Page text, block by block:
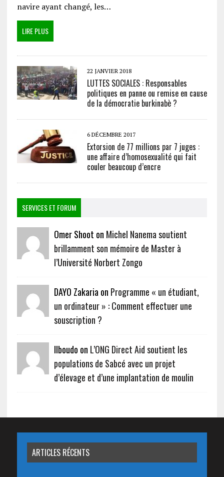
navire ayant changé, les…
LIRE PLUS
22 JANVIER 2018
LUTTES SOCIALES : Responsables
politiques en panne ou remise en cause
de la démocratie burkinabè ?
6 DÉCEMBRE 2017
Extorsion de 77 millions par 7 juges :
une affaire d’homosexualité qui fait
couler beaucoup d’encre
SERVICES ET FORUM
Omer Shoot on Michel Nanema soutient
brillamment son mémoire de Master à
l’Université Norbert Zongo
DAYO Zakaria on Programme « un étudiant,
un ordinateur » : Comment effectuer une
souscription ?
Ilboudo on L’ONG Direct Aid soutient les
populations de Sabcé avec un projet
d’élevage et d’une implantation de moulin
ARTICLES RÉCENTS